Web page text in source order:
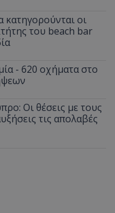
κατηγορούνται οι
του beach bar
- 620 οχήματα στο
Οι θέσεις με τους
τις απολαβές